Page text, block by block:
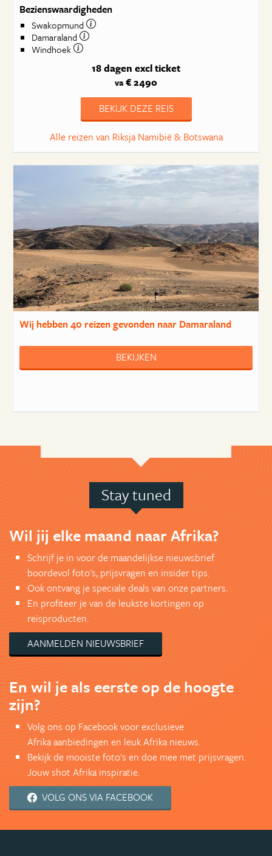
Bezienswaardigheden
Swakopmund
Damaraland
Windhoek
18 dagen excl ticket
va € 2490
BEKIJK DEZE REIS
Alle reizen van Riksja Namibië & Botswana
Wij hebben40 reizengevonden naar Damaraland
BEKIJKEN
Stay tuned
Wil jij elke maand naar Afrika?
Schrijf je in voor de maandelijkse nieuwsbrief
boordevol foto's, prijsvragen en insider tips.
Ook ontvang je speciale deals van onze partners.
En profiteer je van de leukste kortingen op
reisproducten.
AANMELDEN NIEUWSBRIEF
En wil je als eerste op de hoogte
zijn?
Volg ons op Facebook voor exclusieve
Afrika aanbiedingen en leuk Afrika nieuws.
Bekijk de mooiste foto's en doe mee met prijsvragen.
Jouw shot Afrika inspiratie.
VOLG ONS VIA FACEBOOK